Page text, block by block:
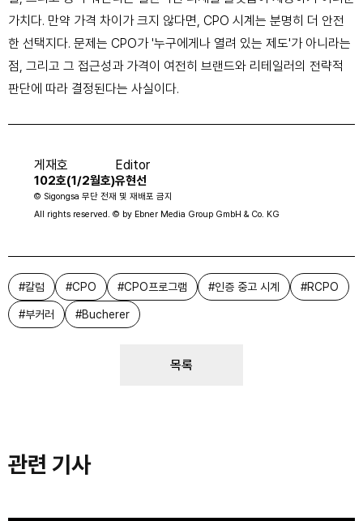
가치다. 만약 가격 차이가 크지 않다면, CPO 시계는 분명히 더 안전
한 선택지다. 문제는 CPO가 '누구에게나 열려 있는 제도'가 아니라는
점, 그리고 그 접근성과 가격이 여전히 브랜드와 리테일러의 전략적
판단에 따라 결정된다는 사실이다.
게재호
102호(1/2월호)
Editor
유현선
© Sigongsa 무단 전재 및 재배포 금지
All rights reserved. © by Ebner Media Group GmbH & Co. KG
#칼럼 #CPO #CPO프로그램 #인증 중고 시계 #RCPO
#부커러 #Bucherer
목록
관련 기사